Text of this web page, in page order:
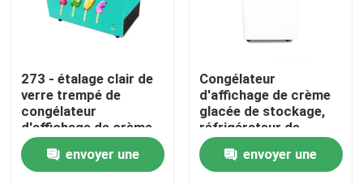
Maison
Produits
273 - étalage clair de
verre trempé de
congélateur
d'affichage de crème
glacée 645L facile à
nettoyerenvoyer une
Congélateur
d'affichage de crème
glacée de stockage,
réfrigérateur de
surgélateur de coffre
de supermarché
envoyer une